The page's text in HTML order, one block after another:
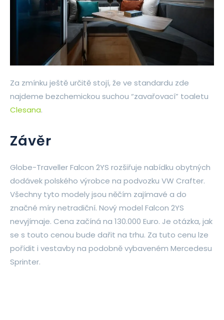
Za zmínku ještě určitě stojí, že ve standardu zde
najdeme bezchemickou suchou “zavařovací” toaletu
Clesana.
Závěr
Globe-Traveller Falcon 2YS rozšiřuje nabídku obytných
dodávek polského výrobce na podvozku VW Crafter.
Všechny tyto modely jsou něčím zajímavé a do
značné míry netradiční. Nový model Falcon 2YS
nevyjímaje. Cena začíná na 130.000 Euro. Je otázka, jak
se s touto cenou bude dařit na trhu. Za tuto cenu lze
pořídit i vestavby na podobně vybaveném Mercedesu
Sprinter.